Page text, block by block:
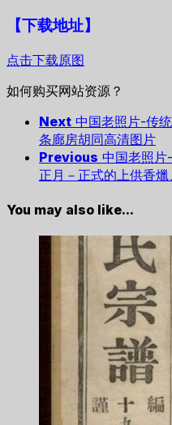
【下载地址】
点击下载原图
如何购买网站资源？
Next 中国老照片-传
条廊房胡同高清图片
Previous 中国老照
正月－正式的上供香
You may also like...